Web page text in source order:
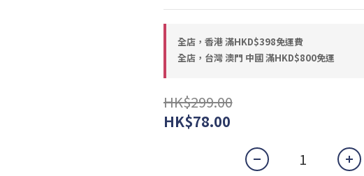
全店，香港 滿HKD$398免運費
全店，台灣 澳門 中國 滿HKD$800免運
HK$299.00
HK$78.00